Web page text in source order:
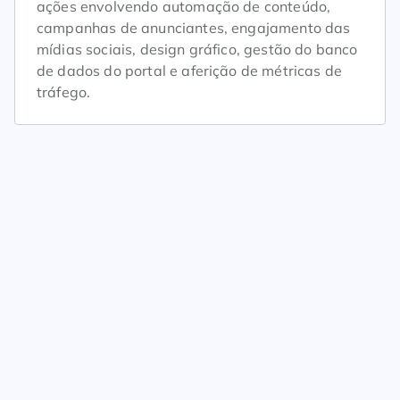
ações envolvendo automação de conteúdo,
campanhas de anunciantes, engajamento das
mídias sociais, design gráfico, gestão do banco
de dados do portal e aferição de métricas de
tráfego.